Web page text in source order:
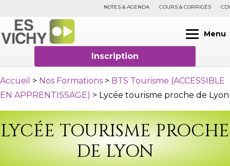
NOTES & AGENDA COURS & CORRIGÉS CDI
Menu
Inscription
Accueil > Nos Formations > BTS Tourisme (ACCESSIBLE
EN APPRENTISSAGE) > Lycée tourisme proche de Lyon
LYCÉE TOURISME PROCHE
DE LYON